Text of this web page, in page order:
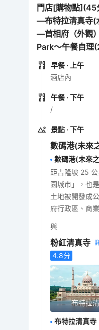
門店[購物點](45
—布特拉清真寺(
—首相府（外觀
Park～午餐自
早餐 · 上午
酒店內
午餐 · 下午
/
景點 · 下午
數碼港(未來
數碼港(未來
距吉隆坡 25
園城市」，也
土地被開發成
府行政區、商
與
粉紅清真寺
4.8分
布特拉
布特拉清真寺